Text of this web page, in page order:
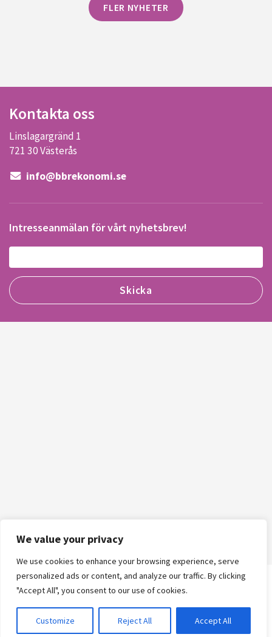
We value your privacy
We use cookies to enhance your browsing experience, serve
personalized ads or content, and analyze our traffic. By clicking
"Accept All", you consent to our use of cookies.
Customize Reject All Accept All
FLER NYHETER
Kontakta oss
Linslagargränd 1
721 30 Västerås
info@bbrekonomi.se
Intresseanmälan för vårt nyhetsbrev!
Logga in